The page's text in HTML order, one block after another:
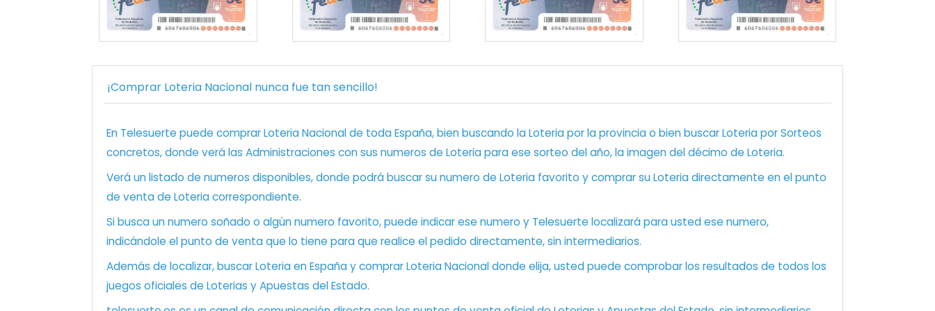
¡Comprar Loteria Nacional nunca fue tan sencillo!
En Telesuerte puede comprar Loteria Nacional de toda España, bien buscando la Loteria por la provincia o bien buscar Loteria por Sorteos
concretos, donde verá las Administraciones con sus numeros de Loteria para ese sorteo del año, la imagen del décimo de Loteria.
Verá un listado de numeros disponibles, donde podrá buscar su numero de Loteria favorito y comprar su Loteria directamente en el punto
de venta de Loteria correspondiente.
Si busca un numero soñado o algún numero favorito, puede indicar ese numero y Telesuerte localizará para usted ese numero,
indicándole el punto de venta que lo tiene para que realice el pedido directamente, sin intermediarios.
Además de localizar, buscar Loteria en España y comprar Loteria Nacional donde elija, usted puede comprobar los resultados de todos los
juegos oficiales de Loterias y Apuestas del Estado.